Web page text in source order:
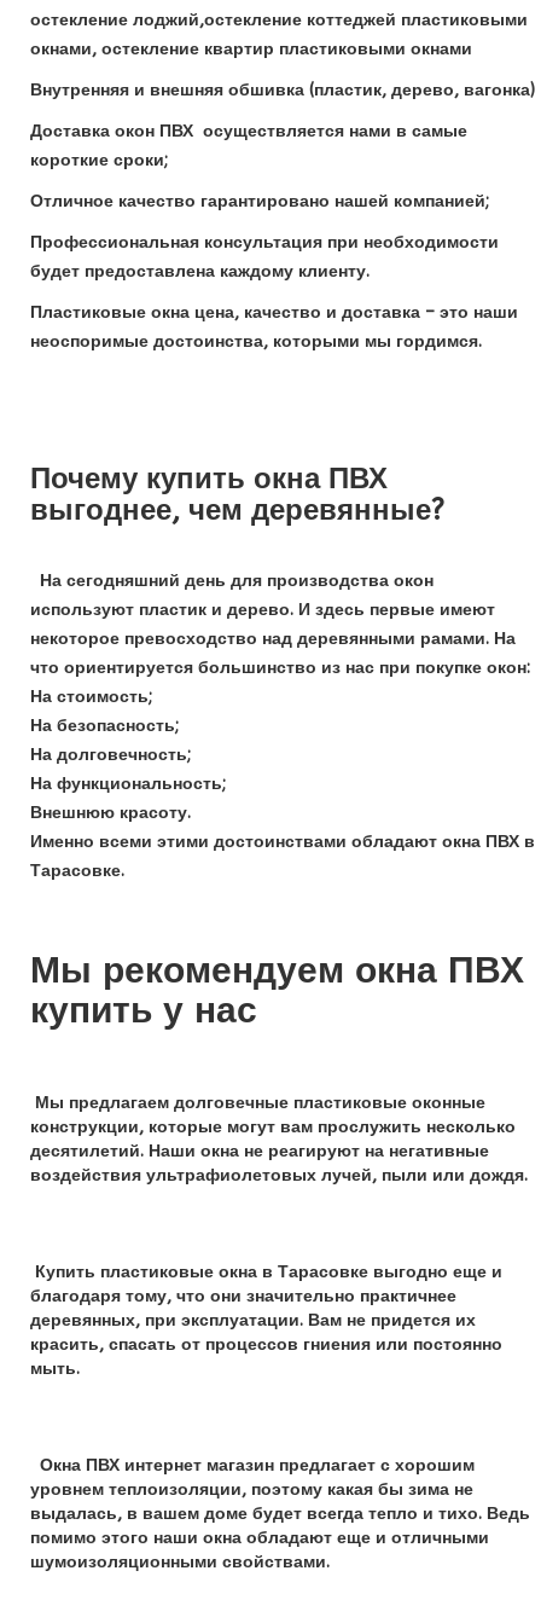
остекление лоджий,остекление коттеджей пластиковыми
окнами, остекление квартир пластиковыми окнами
Внутренняя и внешняя обшивка (пластик, дерево, вагонка)
Доставка окон ПВХ осуществляется нами в самые
короткие сроки;
Отличное качество гарантировано нашей компанией;
Профессиональная консультация при необходимости
будет предоставлена каждому клиенту.
Пластиковые окна цена, качество и доставка – это наши
неоспоримые достоинства, которыми мы гордимся.
Почему купить окна ПВХ
выгоднее, чем деревянные?
На сегодняшний день для производства окон
используют пластик и дерево. И здесь первые имеют
некоторое превосходство над деревянными рамами. На
что ориентируется большинство из нас при покупке окон:
На стоимость;
На безопасность;
На долговечность;
На функциональность;
Внешнюю красоту.
Именно всеми этими достоинствами обладают окна ПВХ в
Тарасовке.
Мы рекомендуем окна ПВХ
купить у нас
Мы предлагаем долговечные пластиковые оконные
конструкции, которые могут вам прослужить несколько
десятилетий. Наши окна не реагируют на негативные
воздействия ультрафиолетовых лучей, пыли или дождя.
Купить пластиковые окна в Тарасовке выгодно еще и
благодаря тому, что они значительно практичнее
деревянных, при эксплуатации. Вам не придется их
красить, спасать от процессов гниения или постоянно
мыть.
Окна ПВХ интернет магазин предлагает с хорошим
уровнем теплоизоляции, поэтому какая бы зима не
выдалась, в вашем доме будет всегда тепло и тихо. Ведь
помимо этого наши окна обладают еще и отличными
шумоизоляционными свойствами.